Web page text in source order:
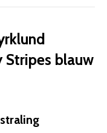
blauw